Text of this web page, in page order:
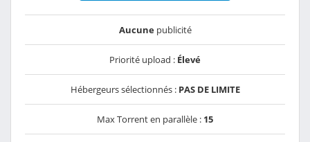
Aucunepublicité
Priorité upload : Élevé
Hébergeurs sélectionnés : PAS DE LIMITE
Max Torrent en parallèle : 15